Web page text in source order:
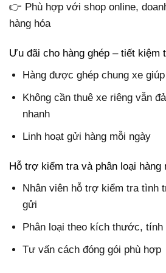
👉 Phù hợp với shop online,
hàng hóa
Ưu đãi cho hàng ghép – tiết kiệm
Hàng được ghép chung xe
Không cần thuê xe riêng vẫn
nhanh
Linh hoạt gửi hàng mỗi ngày
Hỗ trợ kiểm tra và phân loại hàng
Nhân viên hỗ trợ kiểm tra tình
gửi
Phân loại theo kích thước,
Tư vấn cách đóng gói phù hợp